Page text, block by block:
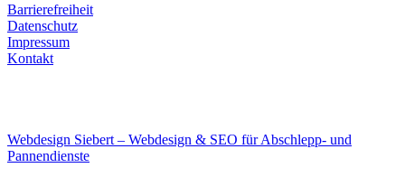
Barrierefreiheit
Datenschutz
Impressum
Kontakt
Webdesign Siebert – Webdesign & SEO für Abschlepp- und
Pannendienste